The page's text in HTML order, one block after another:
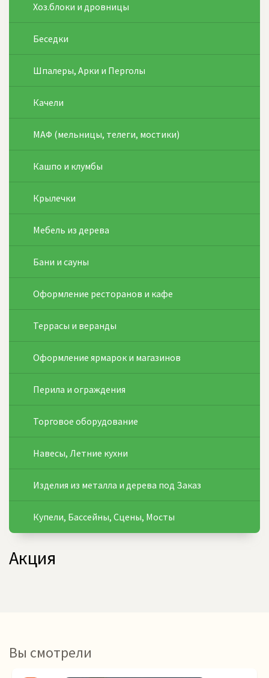
Хоз.блоки и дровницы
Беседки
Шпалеры, Арки и Перголы
Качели
МАФ (мельницы, телеги, мостики)
Кашпо и клумбы
Крылечки
Мебель из дерева
Бани и сауны
Оформление ресторанов и кафе
Террасы и веранды
Оформление ярмарок и магазинов
Перила и ограждения
Торговое оборудование
Навесы, Летние кухни
Изделия из металла и дерева под Заказ
Купели, Бассейны, Сцены, Мосты
Акция
Вы смотрели